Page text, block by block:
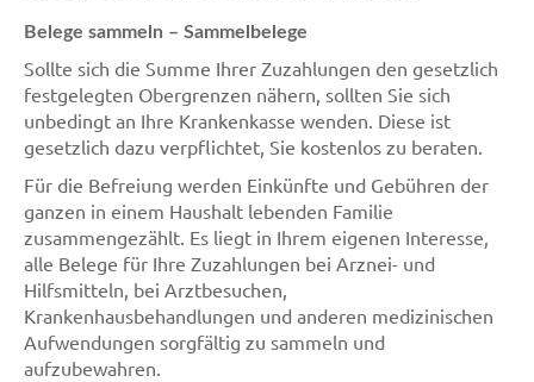
Belege sammeln – Sammelbelege
Sollte sich die Summe Ihrer Zuzahlungen den gesetzlich
festgelegten Obergrenzen nähern, sollten Sie sich
unbedingt an Ihre Krankenkasse wenden. Diese ist
gesetzlich dazu verpflichtet, Sie kostenlos zu beraten.
Für die Befreiung werden Einkünfte und Gebühren der
ganzen in einem Haushalt lebenden Familie
zusammengezählt. Es liegt in Ihrem eigenen Interesse,
alle Belege für Ihre Zuzahlungen bei Arznei- und
Hilfsmitteln, bei Arztbesuchen,
Krankenhausbehandlungen und anderen medizinischen
Aufwendungen sorgfältig zu sammeln und
aufzubewahren.